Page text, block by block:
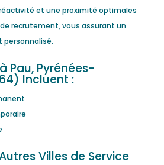
et une proximité optimales
recrutement, vous assurant un
Pau, Pyrénées-
Incluent :
Villes de Service